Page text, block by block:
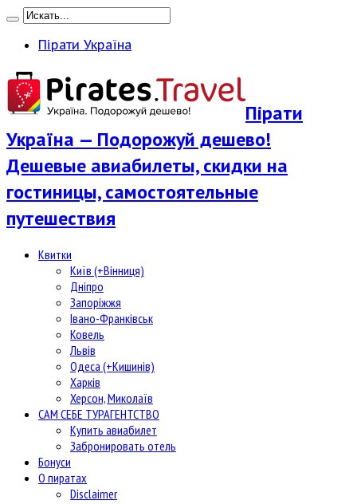
Пірати Україна
Пірати
Україна — Подорожуй дешево!
Дешевые авиабилеты, скидки на
гостиницы, самостоятельные
путешествия
Квитки
Київ (+Вінниця)
Дніпро
Запоріжжя
Івано-Франківськ
Ковель
Львів
Одеса (+Кишинів)
Харків
Херсон, Миколаїв
САМ СЕБЕ ТУРАГЕНТСТВО
Купить авиабилет
Забронировать отель
Бонуси
О пиратах
Disclaimer